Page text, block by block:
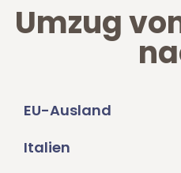
Umzug
EU-Ausland
Italien